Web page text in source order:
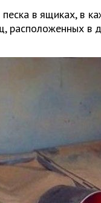
в ящиках, в
расположенных в